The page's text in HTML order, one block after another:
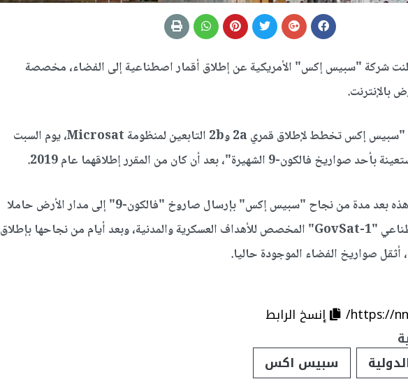
شركة "سبيس إكس" الأمريكية عن إطلاق أقمار اصطناعية إلى الفضاء، مخصصة
بالإنترنت.
ووفقا للتسريبات فإن "سبيس إكس تخطط لإطلاق قمري 2a و2b التابعين لمنظومة Microsat، يوم السبت
وتأتي عملية الإطلاق هذه بعد مدة من نجاح "سبيس إكس" بإرسال صاروخ "فالكون-9" إلى مدار الأرض حاملا
على متنه القمر الاصطناعي "GovSat-1" المخصص للأهداف العسكرية والمدنية، وبعد أيام من نجاحها بإطلاق
https://
إنسخ الرابط
سبيس اكس